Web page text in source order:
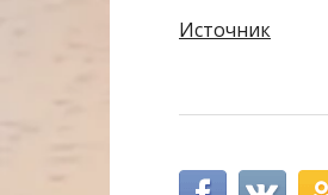
Источник